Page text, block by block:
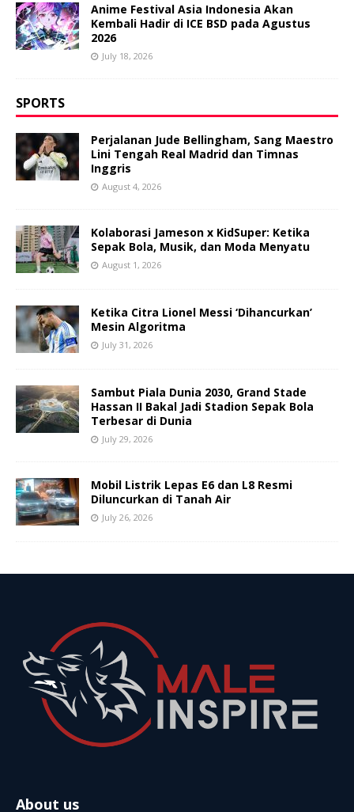
Anime Festival Asia Indonesia Akan
Kembali Hadir di ICE BSD pada Agustus
2026
July 18, 2026
SPORTS
Perjalanan Jude Bellingham, Sang Maestro
Lini Tengah Real Madrid dan Timnas
Inggris
August 4, 2026
Kolaborasi Jameson x KidSuper: Ketika
Sepak Bola, Musik, dan Moda Menyatu
August 1, 2026
Ketika Citra Lionel Messi ‘Dihancurkan’
Mesin Algoritma
July 31, 2026
Sambut Piala Dunia 2030, Grand Stade
Hassan II Bakal Jadi Stadion Sepak Bola
Terbesar di Dunia
July 29, 2026
Mobil Listrik Lepas E6 dan L8 Resmi
Diluncurkan di Tanah Air
July 26, 2026
About us